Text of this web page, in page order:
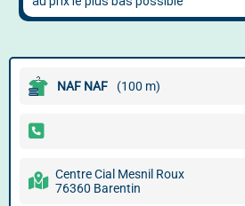
NAF NAF (100 m)
Centre Cial Mesnil Roux
76360 Barentin